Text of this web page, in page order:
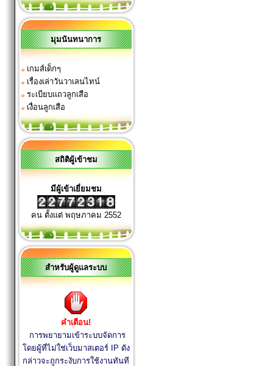
มุมนันทนาการ
เกมส์เด็กๆ
เรื่องเล่าวันวาเลนไทน์
ระเบียบแถวลูกเสือ
เงื่อนลูกเสือ
สถิติผู้เข้าชม
มีผู้เข้าเยี่ยมชม
คน ตั้งแต่ พฤษภาคม 2552
สำหรับผู้ดูแลระบบ
คำเตือน!
การพยายามเข้าระบบจัดการ
โดยผู้ที่ไม่ใช่เว็บมาสเตอร์ IP ดัง
กล่าวจะถูกระงับการใช้งานทันที